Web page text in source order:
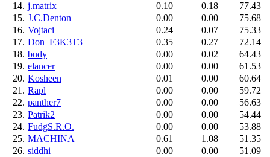
14. j.matrix 0.10 0.18
77.43
15. J.C.Denton 0.00 0.00
75.68
16. Vojtaci 0.24 0.07
75.33
17. Don_F3K3T3 0.35 0.27
72.14
18. budy 0.00 0.02
64.43
19. elancer 0.00 0.00
61.53
20. Kosheen 0.01 0.00
60.64
21. Rapl 0.00 0.00
59.72
22. panther7 0.00 0.00
56.63
23. Patrik2 0.00 0.00
54.44
24. FudgS.R.O. 0.00 0.00
53.88
25. MACHINA 0.61 1.08
51.35
26. siddhi 0.00 0.00
51.09